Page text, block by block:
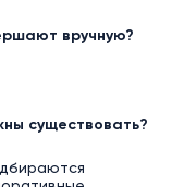
вручную?
существовать?